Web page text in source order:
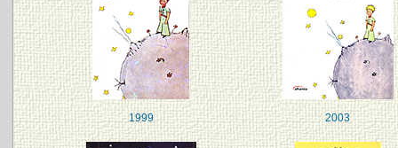
1999 2003